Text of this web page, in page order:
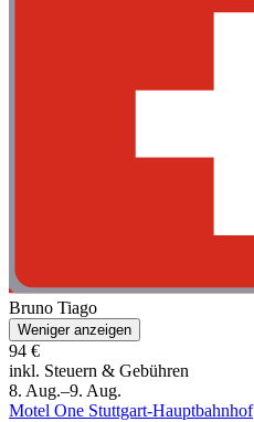
Bruno Tiago
Weniger anzeigen
94 €
inkl. Steuern & Gebühren
8. Aug.–9. Aug.
Motel One Stuttgart-Hauptbahnhof